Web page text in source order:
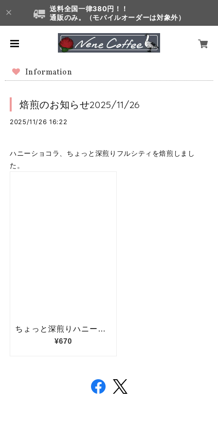
送料全国一律380円！！
通販のみ。（モバイルオーダーは対象外）
Information
焙煎のお知らせ2025/11/26
2025/11/26 16:22
ハニーショコラ、ちょっと深煎りフルシティを焙煎しまし
た。